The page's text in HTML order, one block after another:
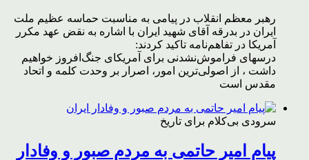
رهبر معظم انقلاب در پیامی به مناسبت حماسه عظیم ملت
ایران در بدرقه آقای شهید ایران با اشاره به نقض عهد مکرر
آمریکا در تفاهم‌نامه تاکید کردند:
درسهای فراموش‌نشدنی برای آمریکای جنگ‌افروز خواهیم
داشت ، از اصولی‌ترین امور، اصرار بر وحدت کلمه و اتحاد
مقدس است
سرودی بی‌کلام برای تاریخ
پیام امیر حاتمی به مردم صبور و وفادار